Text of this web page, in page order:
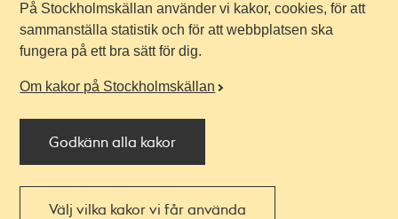
På Stockholmskällan använder vi kakor, cookies, för att
sammanställa statistik och för att webbplatsen ska
fungera på ett bra sätt för dig.
Om kakor på Stockholmskällan
Godkänn alla kakor
Välj vilka kakor vi får använda